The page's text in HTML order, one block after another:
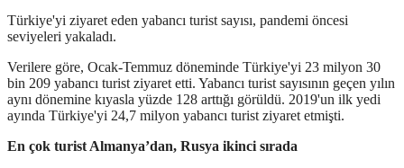
Türkiye'yi ziyaret eden yabancı turist sayısı, pandemi öncesi
seviyeleri yakaladı.
Verilere göre, Ocak-Temmuz döneminde Türkiye'yi 23 milyon 30
bin 209 yabancı turist ziyaret etti. Yabancı turist sayısının geçen yılın
aynı dönemine kıyasla yüzde 128 arttığı görüldü. 2019'un ilk yedi
ayında Türkiye'yi 24,7 milyon yabancı turist ziyaret etmişti.
En çok turist Almanya’dan, Rusya ikinci sırada